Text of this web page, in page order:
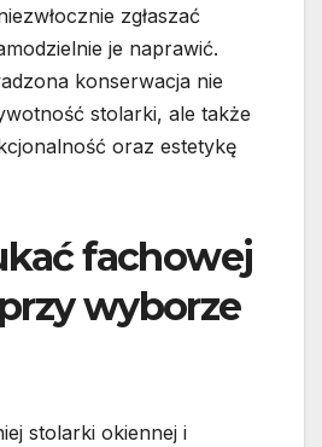
zgłaszać
je naprawić.
konserwacja nie
stolarki, ale także
oraz estetykę
fachowej
wyborze
stolarki okiennej i